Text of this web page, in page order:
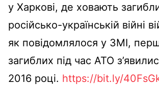
у Харкові, де ховають
російсько-українській війні
як повідомлялося у ЗМІ,
загиблих під час АТО
2016 році. https://bit.ly/